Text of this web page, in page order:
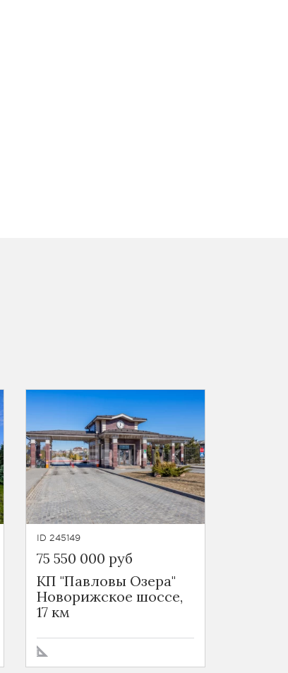
ID 245149
75 550 000 руб
КП "Павловы Озера"
Новорижское шоссе,
17 км